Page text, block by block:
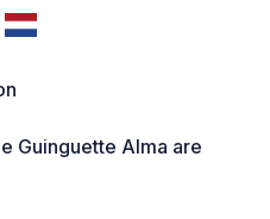
Guinguette Alma are